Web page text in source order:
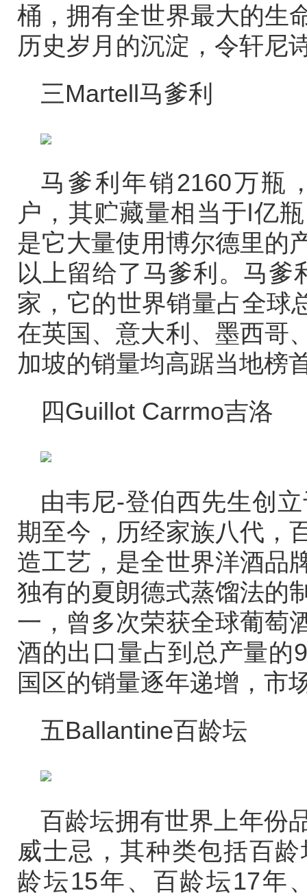
桶，拥有全世界最大的生
历史岁月的沉淀，令轩尼
三Martell马爹利
马爹利年销2160万瓶
户，其贮藏量相当于l亿
是它大量使用博尔德里
以上留给了马爹利。马爹
家，它的世界销量占全球
在英国、意大利、墨西哥
加坡的销量均高踞当地榜
四Guillot Carrmo吉洛
由韦尼-登伯西先生创
期至今，历经家族八代，
造工艺，是全世界洋酒品
独有的夏朗德式蒸馏法的
一，曾多次荣获全球葡萄
酒的出口量占到总产量的
国区的销量逐年递增，市
五Ballantine百龄坛
百龄坛拥有世界上年份
威士忌，其种类包括百
龄坛15年、百龄坛17年